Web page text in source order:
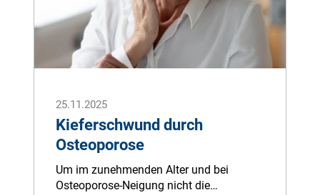
25.11.2025
Kieferschwund durch
Osteoporose
Um im zunehmenden Alter und bei
Osteoporose-Neigung nicht die